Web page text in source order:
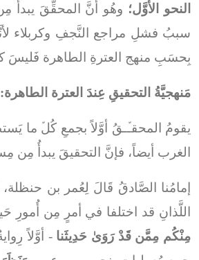
النحو الأوَّل؛ وهُو أنَّ المحقِّقَ يبدأُ
سببُ فشلِ مراجع النَّجفِ وكربلاء
بِحسَبِ منهج العترةِ الطاهرة فَليسَ
مَنهجيَّةُ التحقيقِ عِندَ العترة الطاهرة:
يقومُ المحقـﱢـقُ أوَّلاً بجمعِ كُلﱢ ما
الغرب أيضاً، فإنَّ التحقيقَ يبدأُ
إمامُنا الصَّادقُ قَالَ لِعُمر بن
اللَّذانِ قد اختلفا في أمرٍ مِن أُمورِ
مِنْكُم مِمَّن قَدْ رَوَىٰ حَدِيثَنا - أوَّلاً